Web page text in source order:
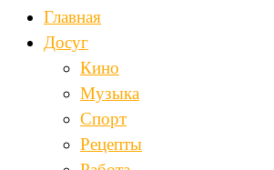
Главная
Досуг
Кино
Музыка
Спорт
Рецепты